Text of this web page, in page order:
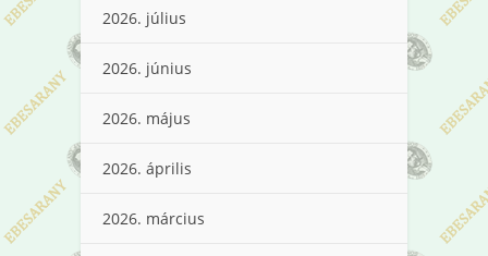
2026. július
2026. június
2026. május
2026. április
2026. március